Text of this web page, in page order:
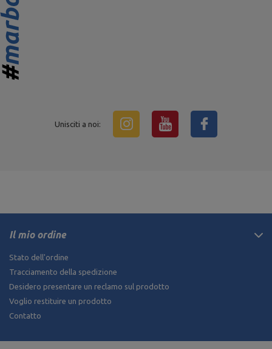
Unisciti a noi:
Il mio ordine
Stato dell'ordine
Tracciamento della spedizione
Desidero presentare un reclamo sul prodotto
Voglio restituire un prodotto
Contatto